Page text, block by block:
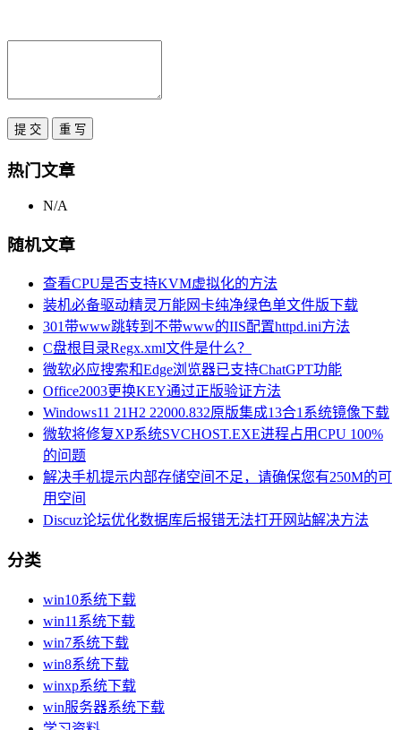
热门文章
N/A
随机文章
查看CPU是否支持KVM虚拟化的方法
装机必备驱动精灵万能网卡纯净绿色单文件版下载
301带www跳转到不带www的IIS配置httpd.ini方法
C盘根目录Regx.xml文件是什么？
微软必应搜索和Edge浏览器已支持ChatGPT功能
Office2003更换KEY通过正版验证方法
Windows11 21H2 22000.832原版集成13合1系统镜像下载
微软将修复XP系统SVCHOST.EXE进程占用CPU 100%
的问题
解决手机提示内部存储空间不足，请确保您有250M的可
用空间
Discuz论坛优化数据库后报错无法打开网站解决方法
分类
win10系统下载
win11系统下载
win7系统下载
win8系统下载
winxp系统下载
win服务器系统下载